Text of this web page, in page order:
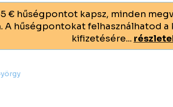
€ hűségpontot kapsz, minden
A hűségpontokat felhasználhatod
kifizetésére...